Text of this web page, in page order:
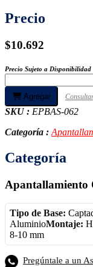
Precio
$10.692
Precio Sujeto a Disponibilidad
Agregar
SKU : EPBAS-062
Categoría :
Categoría
Apantallamiento
Tipo de Base:
AluminioMontaje:
8-10 mm
Pregúntale a un